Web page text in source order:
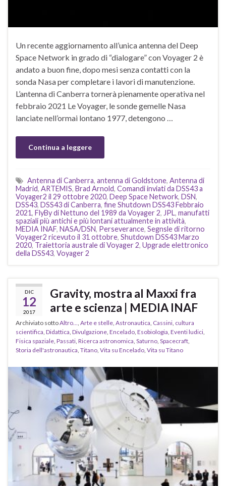
Un recente aggiornamento all’unica antenna del Deep
Space Network in grado di “dialogare” con Voyager 2 è
andato a buon fine, dopo mesi senza contatti con la
sonda Nasa per completare i lavori di manutenzione.
L’antenna di Canberra tornerà pienamente operativa nel
febbraio 2021 Le Voyager, le sonde gemelle Nasa
lanciate nell’ormai lontano 1977, detengono …
Continua a leggere
Antenna di Canberra, antenna di Goldstone, Antenna di
Madrid, ARTEMIS, Brad Arnold, Comandi inviati da DSS43 a
Voyager2 il 29 ottobre 2020, Deep Space Network, DSN,
DSS43, DSS43 di Canberra, fine Shutdown DSS43 Febbraio
2021, FlyBy di Nettuno del 1989 da Voyager 2, JPL, manufatti
spaziali più antichi e più lontani attualmente in attività,
MEDIA INAF, NASA/DSN, Perseverance, Segnsle di ritorno
Voyager2 ricevuto il 31 ottobre, Shutdown DSS43 Marzo
2020, Traiettoria australe di Voyager 2, Upgrade elettronico
della DSS43, Voyager 2
DIC
12
2017
Gravity, mostra al Maxxi fra
arte e scienza | MEDIA INAF
Archiviato sottoAltro... Arte e stelle Astronautica Cassini cultura
scientifica Didattica Divulgazione Encelado Esobiologia Eventi ludici
Fisica spaziale Passati Ricerca astronomica Saturno Spacecraft
Storia dell'astronautica Titano Vita su Encelado Vita su Titano